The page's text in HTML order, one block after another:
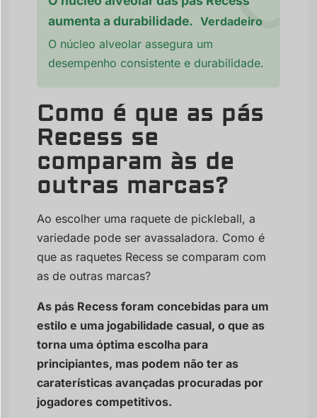
aumenta a durabilidade. Verdadeiro
O núcleo alveolar assegura um
desempenho consistente e durabilidade.
Como é que as pás
Recess se
comparam às de
outras marcas?
Ao escolher uma raquete de pickleball, a
variedade pode ser avassaladora. Como é
que as raquetes Recess se comparam com
as de outras marcas?
As pás Recess foram concebidas para um
estilo e uma jogabilidade casual, o que as
torna uma óptima escolha para
principiantes, mas podem não ter as
caraterísticas avançadas procuradas por
jogadores competitivos.